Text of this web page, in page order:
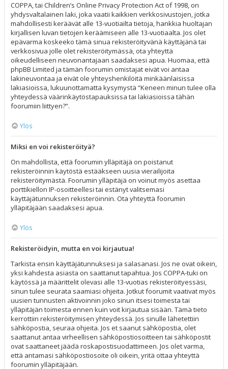
COPPA, tai Children’s Online Privacy Protection Act of 1998, on
yhdysvaltalainen laki, joka vaatii kaikkien verkkosivustojen, jotka
mahdollisesti keräävät alle 13-vuotiailta tietoja, hankkia huoltajan
kirjallisen luvan tietojen keräämiseen alle 13-vuotiaalta. Jos olet
epävarma koskeeko tämä sinua rekisteröityvänä käyttäjänä tai
verkkosivua jolle olet rekisteröitymässä, ota yhteyttä
oikeudelliseen neuvonantajaan saadaksesi apua. Huomaa, että
phpBB Limited ja tämän foorumin omistajat eivät voi antaa
lakineuvontaa ja eivät ole yhteyshenkilöitä minkäänlaisissa
lakiasioissa, lukuunottamatta kysymystä “Keneen minun tulee olla
yhteydessä väärinkäytöstapauksissa tai lakiasioissa tähän
foorumiin liittyen?”.
Ylös
Miksi en voi rekisteröityä?
On mahdollista, että foorumin ylläpitäjä on poistanut
rekisteröinnin käytöstä estääkseen uusia vierailijoita
rekisteröitymästä. Foorumin ylläpitäjä on voinut myös asettaa
porttikiellon IP-osoitteellesi tai estänyt valitsemasi
käyttäjätunnuksen rekisteröinnin. Ota yhteyttä foorumin
ylläpitäjään saadaksesi apua.
Ylös
Rekisteröidyin, mutta en voi kirjautua!
Tarkista ensin käyttäjätunnuksesi ja salasanasi. Jos ne ovat oikein,
yksi kahdesta asiasta on saattanut tapahtua. Jos COPPA-tuki on
käytössä ja määrittelit olevasi alle 13-vuotias rekisteröityessäsi,
sinun tulee seurata saamiasi ohjeita. Jotkut foorumit vaativat myös
uusien tunnusten aktivoinnin joko sinun itsesi toimesta tai
ylläpitäjän toimesta ennen kuin voit kirjautua sisään. Tämä tieto
kerrottiin rekisteröitymisen yhteydessä. Jos sinulle lähetettiin
sähköpostia, seuraa ohjeita. Jos et saanut sähköpostia, olet
saattanut antaa virheellisen sähköpostiosoitteen tai sähköpostit
ovat saattaneet jäädä roskapostisuodattimeen. Jos olet varma,
että antamasi sähköpostiosoite oli oikein, yritä ottaa yhteyttä
foorumin ylläpitäjään.